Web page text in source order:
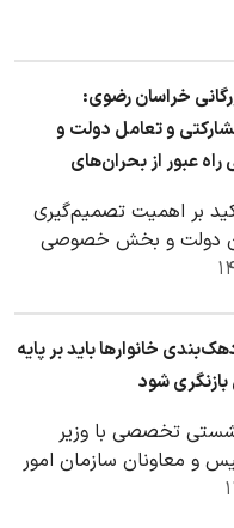
هستند. بر اساس این
خراسان رضوی:
و تعامل دولت و
عبور از بحران‌های
بر اهمیت تصمیم‌گیری
دولت و بخش خصوصی
از محدودیت‌ها و شرایط
خانوارها باید بر پایه
شود
تخصصی با وزیر
و معاونان سازمان امور
بازنگری دهک‌بندی